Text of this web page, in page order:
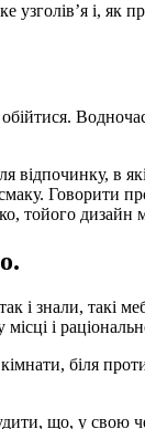
і, як
в
тойого
і знали,
і
біля
що, у свою